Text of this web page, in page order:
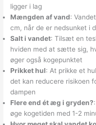
ligger i lag
Mængden af vand:
cm, når de er nedsunket i
Salt i vandet: Tilsæt en
hviden med at sætte sig,
øger også kogepunktet
Prikket hul: At prikke et
det kan reducere risikoen
dampen
Flere end ét æg i gryden?
øge kogetiden med 1-2